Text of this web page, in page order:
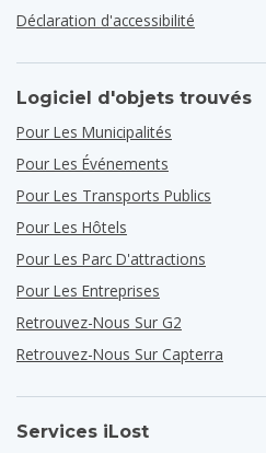
Déclaration d'accessibilité
Logiciel d'objets trouvés
Pour Les Municipalités
Pour Les Événements
Pour Les Transports Publics
Pour Les Hôtels
Pour Les Parc D'attractions
Pour Les Entreprises
Retrouvez-Nous Sur G2
Retrouvez-Nous Sur Capterra
Services iLost